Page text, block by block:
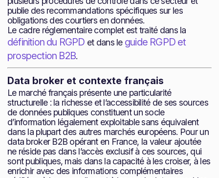
publie des recommandations spécifiques sur les
obligations des courtiers en données.
Le cadre réglementaire complet est traité dans la
définition du RGPD et dans le guide RGPD et
prospection B2B.
Data broker et contexte français
Le marché français présente une particularité
structurelle : la richesse et l’accessibilité de ses sources
de données publiques constituent un socle
d’information légalement exploitable sans équivalent
dans la plupart des autres marchés européens. Pour un
data broker B2B opérant en France, la valeur ajoutée
ne réside pas dans l’accès exclusif à ces sources, qui
sont publiques, mais dans la capacité à les croiser, à les
enrichir avec des informations complémentaires